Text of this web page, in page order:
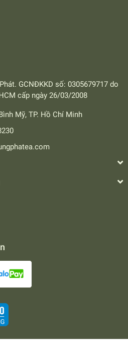
GCNĐKKD số: 0305679717 do
cấp ngày 26/03/2008
Mỹ, TP. Hồ Chí Minh